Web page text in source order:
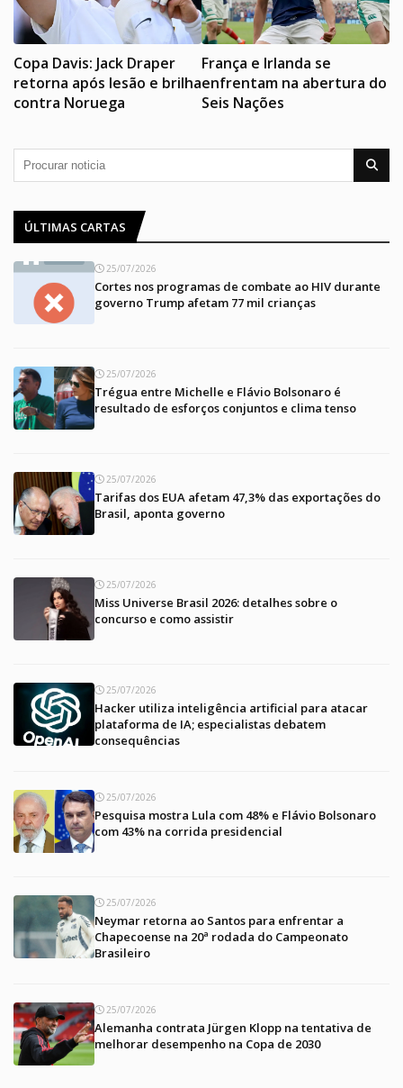
Copa Davis: Jack Draper
retorna após lesão e brilha
contra Noruega
França e Irlanda se
enfrentam na abertura do
Seis Nações
ÚLTIMAS CARTAS
25/07/2026
Cortes nos programas de combate ao HIV durante
governo Trump afetam 77 mil crianças
25/07/2026
Trégua entre Michelle e Flávio Bolsonaro é
resultado de esforços conjuntos e clima tenso
25/07/2026
Tarifas dos EUA afetam 47,3% das exportações do
Brasil, aponta governo
25/07/2026
Miss Universe Brasil 2026: detalhes sobre o
concurso e como assistir
25/07/2026
Hacker utiliza inteligência artificial para atacar
plataforma de IA; especialistas debatem
consequências
25/07/2026
Pesquisa mostra Lula com 48% e Flávio Bolsonaro
com 43% na corrida presidencial
25/07/2026
Neymar retorna ao Santos para enfrentar a
Chapecoense na 20ª rodada do Campeonato
Brasileiro
25/07/2026
Alemanha contrata Jürgen Klopp na tentativa de
melhorar desempenho na Copa de 2030